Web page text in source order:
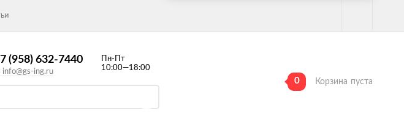
(958) 632-7440
info@gs-ing.ru
Пн-Пт
10:00—18:00
0 Корзина пуста